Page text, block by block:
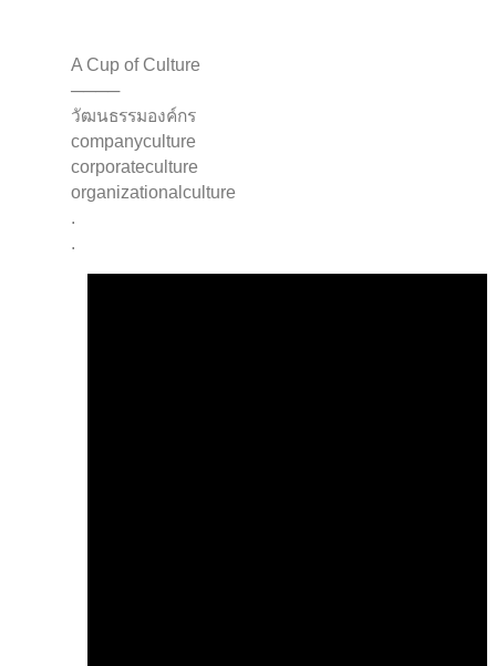
A Cup of Culture⁣
────
วัฒนธรรมองค์กร⁣
companyculture⁣
corporateculture ⁣
organizationalculture ⁣
.
.